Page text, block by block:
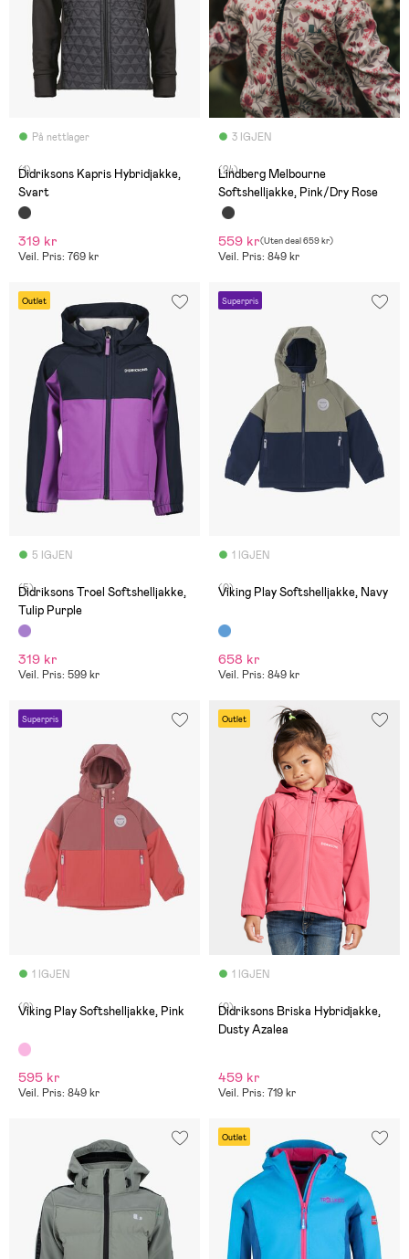
På nettlager
(1)
Didriksons Kapris Hybridjakke,
Svart
319 kr
Veil. Pris: 769 kr
3 IGJEN
(24)
Lindberg Melbourne
Softshelljakke, Pink/Dry Rose
559 kr(Uten deal659 kr)
Veil. Pris: 849 kr
Outlet
5 IGJEN
(5)
Didriksons Troel Softshelljakke,
Tulip Purple
319 kr
Veil. Pris: 599 kr
Superpris
1 IGJEN
(0)
Viking Play Softshelljakke, Navy
658 kr
Veil. Pris: 849 kr
Superpris
1 IGJEN
(0)
Viking Play Softshelljakke, Pink
595 kr
Veil. Pris: 849 kr
Outlet
1 IGJEN
(0)
Didriksons Briska Hybridjakke,
Dusty Azalea
459 kr
Veil. Pris: 719 kr
Outlet